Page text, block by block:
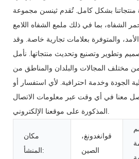
منتجاتنا بشكل كامل. تُقدم ثينسن مجموعة
الشفاه، بما في ذلك ملمع الشفاه اللامع
والمتوفرة بعلامات تجارية خاصة. وقد
وتطوير وتصنيع وتحديث منتجاتها. نأمل
من مختلف المجالات والبلدان والمناطق من
الجودة وخدمة احترافية. لأي استفسار أو
معنا في أي وقت عبر معلومات الاتصال
مكان
المنشأ:
قوانغدونغ،
الصين